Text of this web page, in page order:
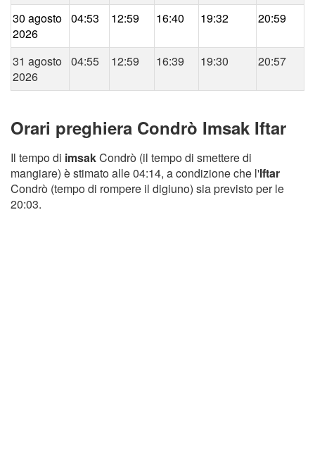
30 agosto
2026
04:53 12:59 16:40 19:32 20:59
31 agosto
2026
04:55 12:59 16:39 19:30 20:57
Orari preghiera Condrò Imsak Iftar
Il tempo di imsakCondrò (il tempo di smettere di
mangiare) è stimato alle 04:14, a condizione che l'Iftar
Condrò (tempo di rompere il digiuno) sia previsto per le
20:03.